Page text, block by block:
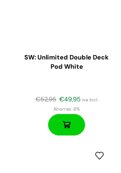
SW: Unlimited Double Deck
Pod White
€52,95 €49,95 iva incl.
Ahorras:6%